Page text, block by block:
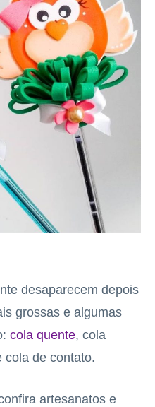
desaparecem depois
grossas e algumas
cola quente, cola
cola de contato.
artesanatos e